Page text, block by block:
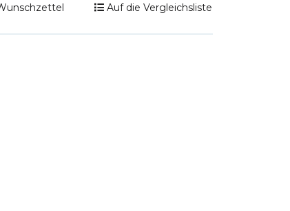
Auf die Vergleichsliste